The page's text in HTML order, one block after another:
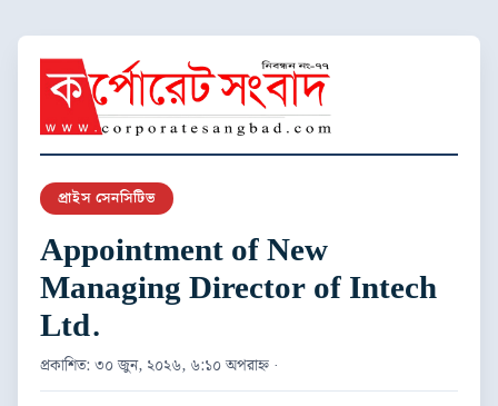
প্রাইস সেনসিটিভ
Appointment of New
Managing Director of Intech
Ltd.
প্রকাশিত: ৩০ জুন, ২০২৬, ৬:১০ অপরাহ্ন ·